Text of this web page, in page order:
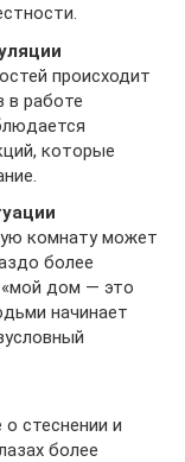
происходит
в работе
которые
комнату может
более
дом — это
начинает
о стеснении и
более